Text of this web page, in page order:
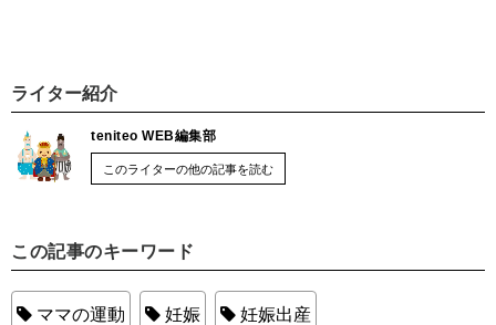
ライター紹介
teniteo WEB編集部
このライターの他の記事を読む
この記事のキーワード
ママの運動 妊娠 妊娠出産